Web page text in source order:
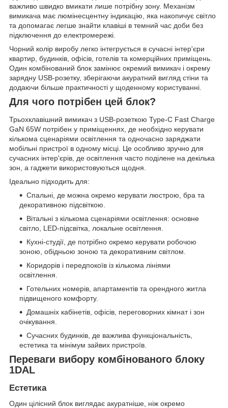
важливо швидко вмикати лише потрібну зону. Механізм
вимикача має люмінесцентну індикацію, яка накопичує світло
та допомагає легше знайти клавіші в темний час доби без
підключення до електромережі.
Чорний колір виробу легко інтегрується в сучасні інтер'єри
квартир, будинків, офісів, готелів та комерційних приміщень.
Один комбінований блок замінює окремий вимикач і окрему
зарядну USB-розетку, зберігаючи акуратний вигляд стіни та
додаючи більше практичності у щоденному користуванні.
Для чого потрібен цей блок?
Трьохклавішний вимикач з USB-розеткою Type-C Fast Charge
GaN 65W потрібен у приміщеннях, де необхідно керувати
кількома сценаріями освітлення та одночасно заряджати
мобільні пристрої в одному місці. Це особливо зручно для
сучасних інтер'єрів, де освітлення часто поділене на декілька
зон, а гаджети використовуються щодня.
Ідеально підходить для:
Спальні, де можна окремо керувати люстрою, бра та
декоративною підсвіткою.
Вітальні з кількома сценаріями освітлення: основне
світло, LED-підсвітка, локальне освітлення.
Кухні-студії, де потрібно окремо керувати робочою
зоною, обідньою зоною та декоративним світлом.
Коридорів і передпокоїв із кількома лініями
освітлення.
Готельних номерів, апартаментів та орендного житла
підвищеного комфорту.
Домашніх кабінетів, офісів, переговорних кімнат і зон
очікування.
Сучасних будинків, де важлива функціональність,
естетика та мінімум зайвих пристроїв.
Переваги вибору комбінованого блоку
1DAL
Естетика
Один цілісний блок виглядає акуратніше, ніж окремо